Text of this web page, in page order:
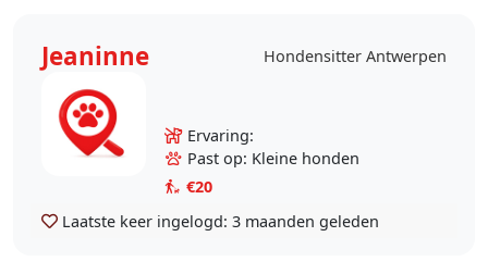
Jeaninne Hondensitter Antwerpen
Ervaring:
Past op: Kleine honden
€20
Laatste keer ingelogd: 3 maanden geleden